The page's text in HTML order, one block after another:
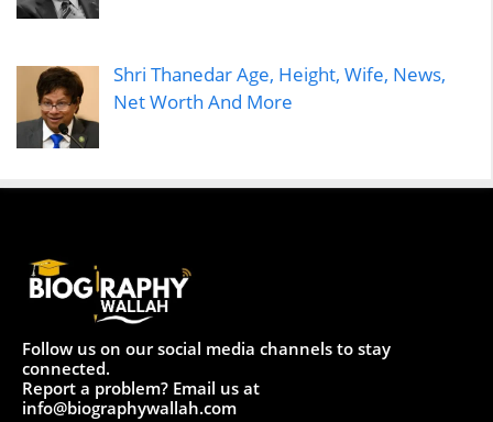
Shri Thanedar Age, Height, Wife, News,
Net Worth And More
Follow us on our social media channels to stay
connected.
Report a problem? Email us at
info@biographywallah.com